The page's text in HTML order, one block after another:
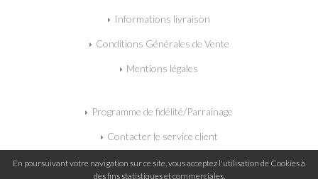
Informations livraison
Conditions Générales de Vente
Mentions légales
Programme de fidélité/Parrainage
Contacter le service client
Mon panier
En poursuivant votre navigation sur ce site, vous acceptez l'utilisation de Cookies à
des fins statistiques et commerciales.